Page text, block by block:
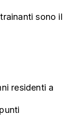
sono il
residenti a